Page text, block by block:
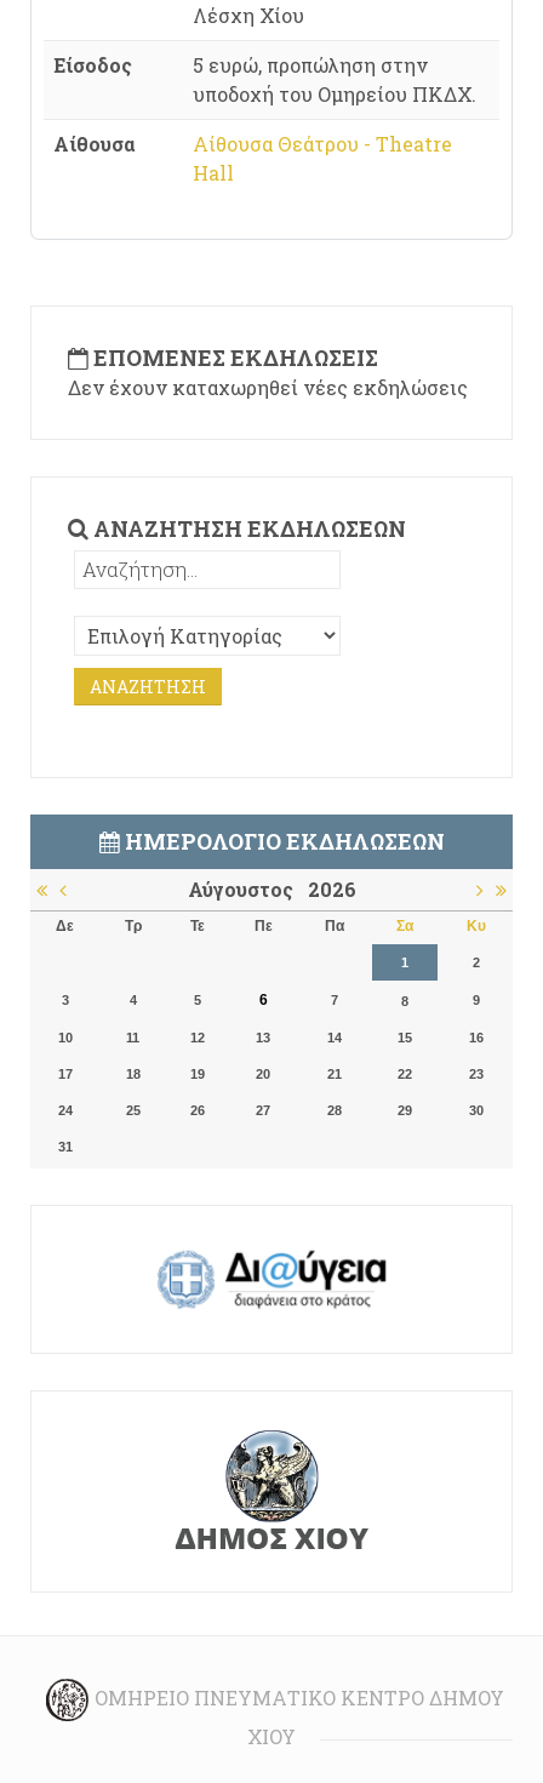
Λέσχη Χίου
Είσοδος
5 ευρώ, προπώληση στην
υποδοχή του Ομηρείου ΠΚΔΧ.
Αίθουσα
Αίθουσα Θεάτρου - Theatre
Hall
ΕΠΌΜΕΝΕΣ ΕΚΔΗΛΏΣΕΙΣ
Δεν έχουν καταχωρηθεί νέες εκδηλώσεις
ΑΝΑΖΉΤΗΣΗ ΕΚΔΗΛΏΣΕΩΝ
ΗΜΕΡΟΛΌΓΙΟ ΕΚΔΗΛΏΣΕΩΝ
Αύγουστος 2026
Δε Τρ Τε Πε Πα Σα Κυ
1 2
3 4 5 6 7 8 9
10 11 12 13 14 15 16
17 18 19 20 21 22 23
24 25 26 27 28 29 30
31
ΟΜΉΡΕΙΟ ΠΝΕΥΜΑΤΙΚΌ ΚΈΝΤΡΟ ΔΉΜΟΥ
ΧΊΟΥ